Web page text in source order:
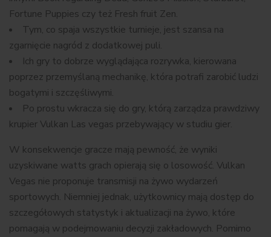
Fortune Puppies czy też Fresh fruit Zen.
Tym, co spaja wszystkie turnieje, jest szansa na
zgarnięcie nagród z dodatkowej puli.
Ich gry to dobrze wyglądająca rozrywka, kierowana
poprzez przemyślaną mechanikę, która potrafi zarobić ludzi
bogatymi i szczęśliwymi.
Po prostu wkracza się do gry, którą zarządza prawdziwy
krupier Vulkan Las vegas przebywający w studiu gier.
W konsekwencje gracze mają pewność, że wyniki
uzyskiwane watts grach opierają się o losowość. Vulkan
Vegas nie proponuje transmisji na żywo wydarzeń
sportowych. Niemniej jednak, użytkownicy mają dostęp do
szczegółowych statystyk i aktualizacji na żywo, które
pomagają w podejmowaniu decyzji zakładowych. Pomimo